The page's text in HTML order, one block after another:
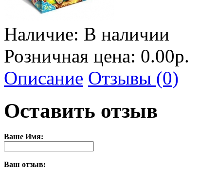
Наличие: В наличии
Розничная цена: 0.00р.
Описание Отзывы (0)
Оставить отзыв
Ваше Имя:
Ваш отзыв: